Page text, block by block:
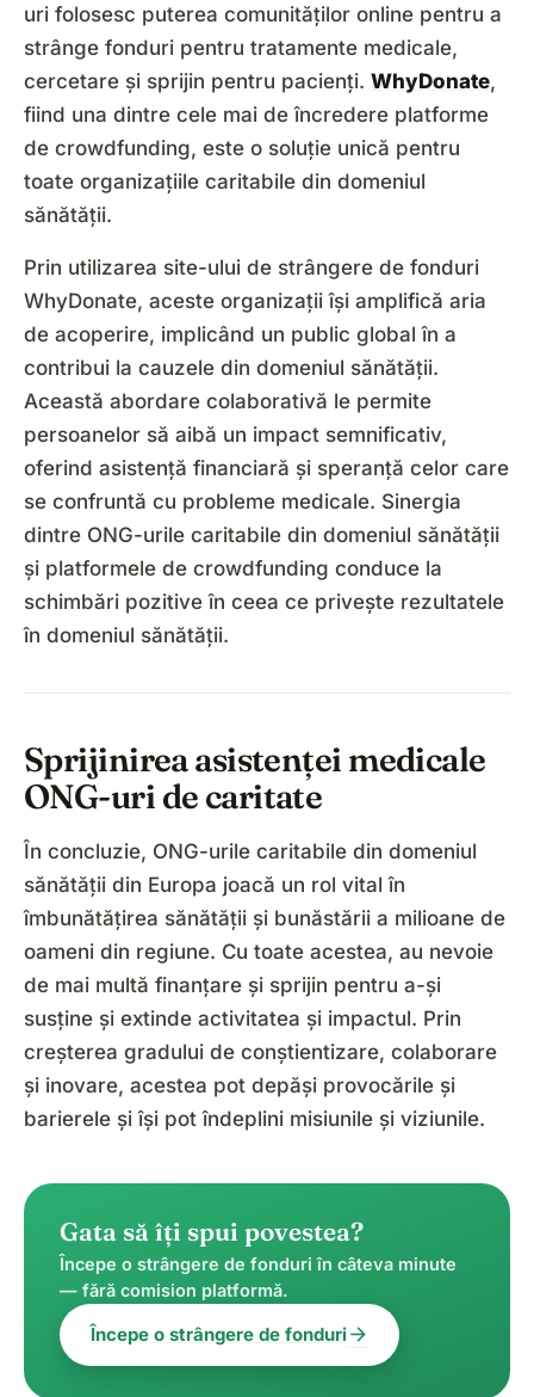
uri folosesc puterea comunităților online pentru a
strânge fonduri pentru tratamente medicale,
cercetare și sprijin pentru pacienți. WhyDonate,
fiind una dintre cele mai de încredere platforme
de crowdfunding, este o soluție unică pentru
toate organizațiile caritabile din domeniul
sănătății.
Prin utilizarea site-ului de strângere de fonduri
WhyDonate, aceste organizații își amplifică aria
de acoperire, implicând un public global în a
contribui la cauzele din domeniul sănătății.
Această abordare colaborativă le permite
persoanelor să aibă un impact semnificativ,
oferind asistență financiară și speranță celor care
se confruntă cu probleme medicale. Sinergia
dintre ONG-urile caritabile din domeniul sănătății
și platformele de crowdfunding conduce la
schimbări pozitive în ceea ce privește rezultatele
în domeniul sănătății.
Sprijinirea asistenței medicale
ONG-uri de caritate
În concluzie, ONG-urile caritabile din domeniul
sănătății din Europa joacă un rol vital în
îmbunătățirea sănătății și bunăstării a milioane de
oameni din regiune. Cu toate acestea, au nevoie
de mai multă finanțare și sprijin pentru a-și
susține și extinde activitatea și impactul. Prin
creșterea gradului de conștientizare, colaborare
și inovare, acestea pot depăși provocările și
barierele și își pot îndeplini misiunile și viziunile.
Gata să îți spui povestea?
Începe o strângere de fonduri în câteva minute
— fără comision platformă.
Începe o strângere de fonduriarrow_forward